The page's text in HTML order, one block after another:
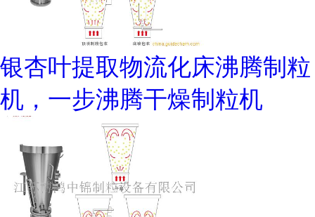
银杏叶提取物流化床沸腾制粒
机，一步沸腾干燥制粒机